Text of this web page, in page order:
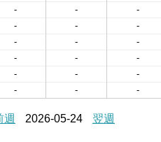
- - -
- - -
- - -
- - -
- - -
- - -
週 2026-05-24 翌週